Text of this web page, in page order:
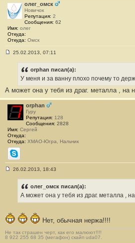
олег_омск
Новичок
Репутация: 2
Сообщения: 62
Имя: олег
Откуда:
Откуда: Омск
н
и
е
#
1
25.02.2013, 07:11
orphan писал(а):
У меня и за ванну плохо почему то
А может она у тебя из драг. металла , на
orphan
Гуру
Репутация: 128
Сообщения: 2828
Имя: Сергей
Откуда:
Откуда: ХМАО-Югра, Нальчик
Skype
и
е
#
1
3
26.02.2013, 18:43
олег_омск писал(а):
А может она у тебя из драг. металла ,
Нет, обычная нержа!!!!
Не так страшен черт, как его малюют!!!!
8 922 255 68 35 (мегафон) скайп uda07.